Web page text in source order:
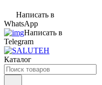
Написать в
WhatsApp
Написать в
Telegram
Каталог